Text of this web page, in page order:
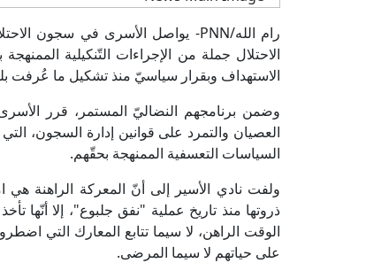
الاحتلال جملة من الإجراءات التّنكيلية
الاستهداف وبقرار سياسيّ منذ تشكيل ما عُرفت بلجنة
وضمن برنامجهم النضاليّ المستمر، قرر
العصيان والتمرد على قوانين إدارة السجون،
السياسات التعسفية الممنهجة بحقّهم.
ولفت نادي الأسير إلى أنّ المعركة الراهنة
ذروتها منذ تاريخ عملية "نفق جلبوع"، إلا أنّها
الوقت الراهن، لا سيما تتابع المعارك التي
على حياتهم لا سيما المرضى.